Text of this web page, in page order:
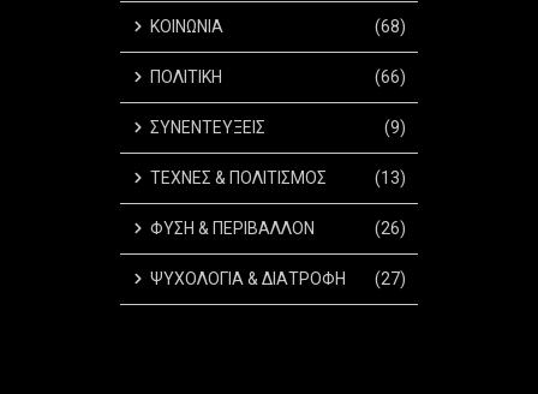
ΚΟΙΝΩΝΙΑ (68)
ΠΟΛΙΤΙΚΗ (66)
ΣΥΝΕΝΤΕΥΞΕΙΣ (9)
ΤΕΧΝΕΣ & ΠΟΛΙΤΙΣΜΟΣ (13)
ΦΥΣΗ & ΠΕΡΙΒΑΛΛΟΝ (26)
ΨΥΧΟΛΟΓΙΑ & ΔΙΑΤΡΟΦΗ (27)